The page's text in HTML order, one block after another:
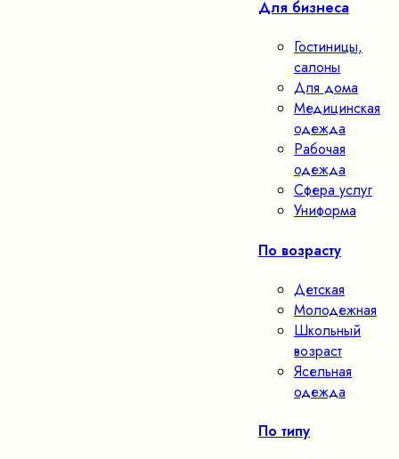
Для бизнеса
Гостиницы,
салоны
Для дома
Медицинская
одежда
Рабочая
одежда
Сфера услуг
Униформа
По возрасту
Детская
Молодежная
Школьный
возраст
Ясельная
одежда
По типу